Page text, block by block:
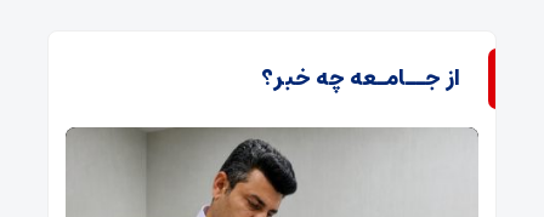
از جــامـعه چه خبر؟